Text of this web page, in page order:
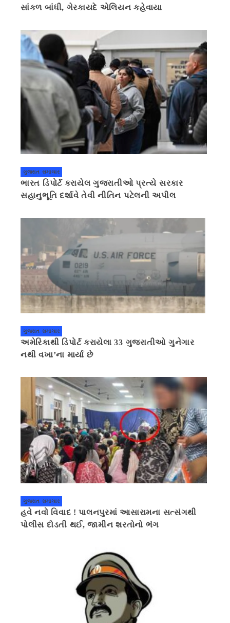
સાંકળ બાંધી, ગેરકાયદે એલિયન કહેવાયા
ગુજરાત સમાચાર
ભારત ડિપોર્ટ કરાયેલ ગુજરાતીઓ પ્રત્યે સરકાર
સહાનુભૂતિ દર્શાવે તેવી નીતિન પટેલની અપીલ
ગુજરાત સમાચાર
અમેરિકાથી ડિપોર્ટ કરાયેલા 33 ગુજરાતીઓ ગુનેગાર
નથી વખા’ના માર્યા છે
ગુજરાત સમાચાર
હવે નવો વિવાદ ! પાલનપુરમાં આસારામના સત્સંગથી
પોલીસ દોડતી થઈ, જામીન શરતોનો ભંગ